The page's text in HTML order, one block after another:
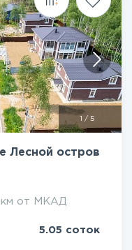
/ 5
Лесной остров
от МКАД
5.05 соток